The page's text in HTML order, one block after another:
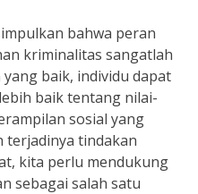
bahwa peran
kriminalitas sangatlah
baik, individu dapat
baik tentang nilai-
sosial yang
terjadinya tindakan
kita perlu mendukung
sebagai salah satu